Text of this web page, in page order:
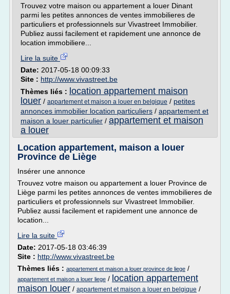
Trouvez votre maison ou appartement a louer Dinant
parmi les petites annonces de ventes immobilieres de
particuliers et professionnels sur Vivastreet Immobilier.
Publiez aussi facilement et rapidement une annonce de
location immobiliere...
Lire la suite
Date: 2017-05-18 00:09:33
Site : http://www.vivastreet.be
Thèmes liés : location appartement maison
louer / appartement et maison a louer en belgique / petites
annonces immobilier location particuliers / appartement et
maison a louer particulier / appartement et maison
a louer
Location appartement, maison a louer
Province de Liège
Insérer une annonce
Trouvez votre maison ou appartement a louer Province de
Liège parmi les petites annonces de ventes immobilieres de
particuliers et professionnels sur Vivastreet Immobilier.
Publiez aussi facilement et rapidement une annonce de
location...
Lire la suite
Date: 2017-05-18 03:46:39
Site : http://www.vivastreet.be
Thèmes liés : appartement et maison a louer province de liege /
appartement et maison a louer liege / location appartement
maison louer / appartement et maison a louer en belgique /